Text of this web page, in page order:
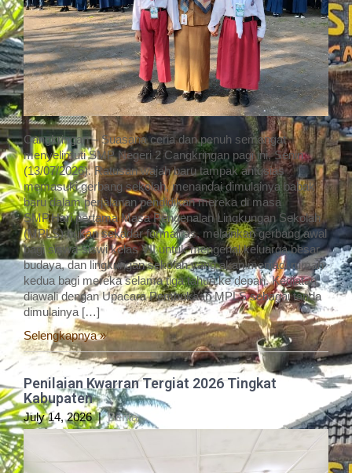
Cangkringan – Suasana ceria dan penuh semangat
menyelimuti SMP Negeri 2 Cangkringan pagi ini, Senin
(13/07/2026). Ratusan wajah baru tampak antusias
memasuki gerbang sekolah, menandai dimulainya babak
baru dalam perjalanan pendidikan mereka di masa
SMP.Hari pertama Masa Pengenalan Lingkungan Sekolah
(MPLS) bukan sekadar formalitas, melainkan gerbang awal
bagi siswa-siswi kelas VII untuk mengenal keluarga besar,
budaya, dan lingkungan sekolah yang akan menjadi rumah
kedua bagi mereka selama tiga tahun ke depan. Kegiatan
diawali dengan Upacara Pembukaan MPLS sebagai tanda
dimulainya […]
Selengkapnya »
Penilaian Kwarran Tergiat 2026 Tingkat
Kabupaten
July 14, 2026 |Berita